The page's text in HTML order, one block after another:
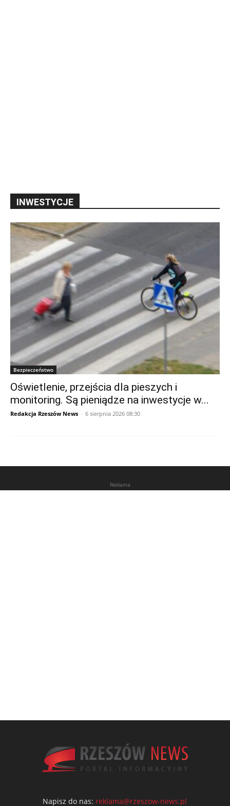
INWESTYCJE
Bezpieczeństwo
Oświetlenie, przejścia dla pieszych i
monitoring. Są pieniądze na inwestycje w...
Redakcja Rzeszów News - 6 sierpnia 2026 08:30
Reklama
Napisz do nas: reklama@rzeszow-news.pl